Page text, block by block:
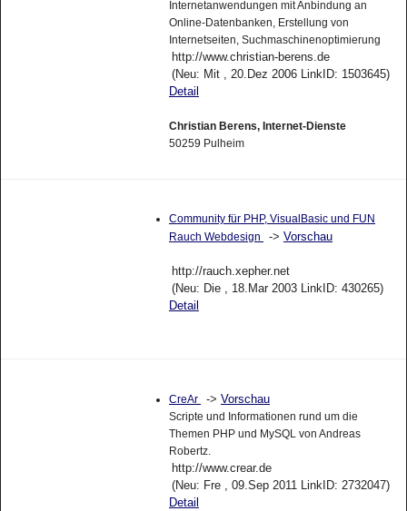
Internetanwendungen mit Anbindung an
Online-Datenbanken, Erstellung von
Internetseiten, Suchmaschinenoptimierung
http://www.christian-berens.de
(Neu: Mit , 20.Dez 2006 LinkID: 1503645)
Detail
Christian Berens, Internet-Dienste
50259 Pulheim
Community für PHP, VisualBasic und FUN
Rauch Webdesign
-> Vorschau
http://rauch.xepher.net
(Neu: Die , 18.Mar 2003 LinkID: 430265)
Detail
CreAr -> Vorschau
Scripte und Informationen rund um die
Themen PHP und MySQL von Andreas
Robertz.
http://www.crear.de
(Neu: Fre , 09.Sep 2011 LinkID: 2732047)
Detail